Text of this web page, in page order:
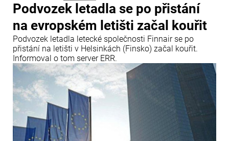
Podvozek letadla se po přistání
na evropském letišti začal kouřit
Podvozek letadla letecké společnosti Finnair se po
přistání na letišti v Helsinkách (Finsko) začal kouřit.
Informoval o tom server ERR.